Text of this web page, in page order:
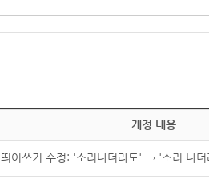
개정 내용
띄어쓰기 수정: '소리나더라도' → '소리 나더